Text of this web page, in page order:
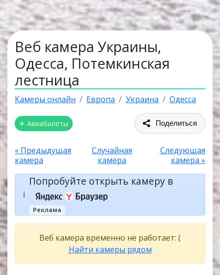
Веб камера Украины,
Одесса, Потемкинская
лестница
Камеры онлайн Европа Украина Одесса
✈ Авиабилеты Поделиться
« Предыдущая
камера
Случайная
камера
Следующая
камера »
ℹ️
Попробуйте открыть камеру в
Реклама
Веб камера временно не работает: (
Найти камеры рядом